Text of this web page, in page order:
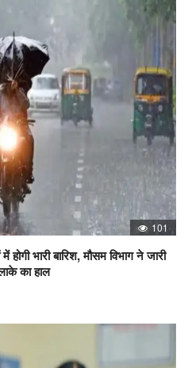
101
भारी बारिश, मौसम विभाग ने जारी
का हाल